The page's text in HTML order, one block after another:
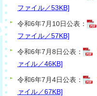
ファイル／53KB]
令和6年7月10日公表：
ファイル／57KB]
令和6年7月8日公表：
ァイル／46KB]
令和6年7月4日公表：
ァイル／67KB]